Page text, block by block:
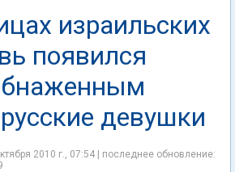
израильских
появился
девушки
2010 г., 07:54 | последнее обновление: